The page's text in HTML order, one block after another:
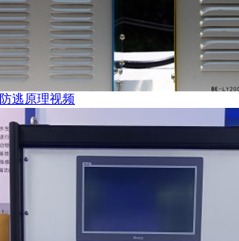
逃原理视频